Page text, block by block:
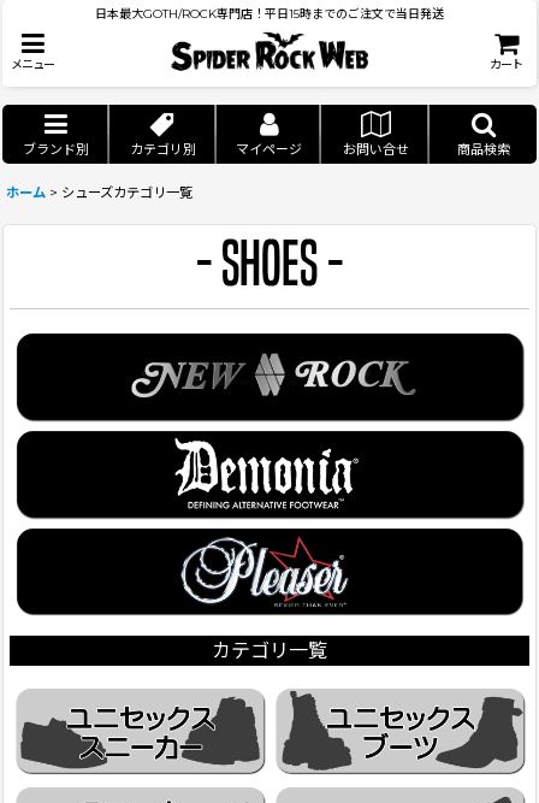
日本最大GOTH/ROCK専門店！平日15時までのご注文で当日発送
メニュー カート
ブランド別 カテゴリ別 マイページ お問い合せ 商品検索
ホーム > シューズカテゴリ一覧
カテゴリ一覧